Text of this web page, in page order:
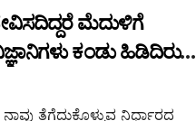
ಮೆದುಳಿಗೆ
ಕಂಡು ಹಿಡಿದಿರುವ
!
ತೆಗೆದುಕೊಳ್ಳುವ ನಿರ್ಧಾರದ